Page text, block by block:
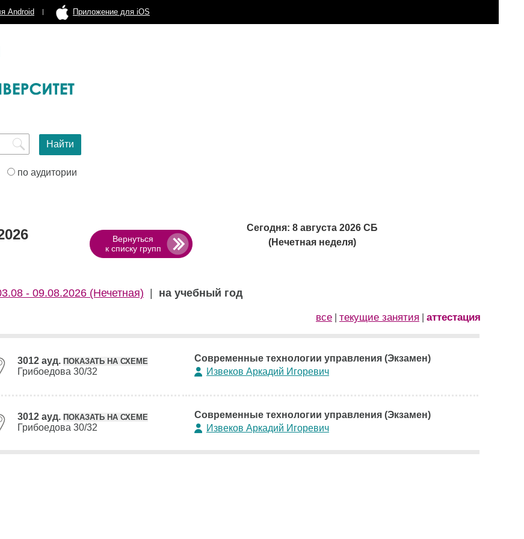
Android Приложение для iOS
по аудитории
Вернуться
к списку групп
Сегодня: 8 августа 2026 СБ
(Нечетная неделя)
- 09.08.2026 (Нечетная) на учебный год
все текущие занятия аттестация
3012 ауд. ПОКАЗАТЬ НА СХЕМЕ
Грибоедова 30/32
Современные технологии управления (Экзамен)
Извеков Аркадий Игоревич
3012 ауд. ПОКАЗАТЬ НА СХЕМЕ
Грибоедова 30/32
Современные технологии управления (Экзамен)
Извеков Аркадий Игоревич